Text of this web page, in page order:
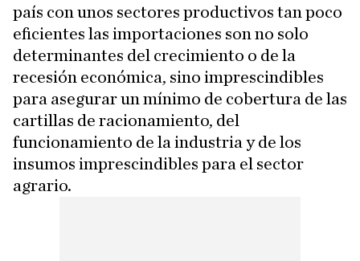
país con unos sectores productivos tan poco
eficientes las importaciones son no solo
determinantes del crecimiento o de la
recesión económica, sino imprescindibles
para asegurar un mínimo de cobertura de las
cartillas de racionamiento, del
funcionamiento de la industria y de los
insumos imprescindibles para el sector
agrario.